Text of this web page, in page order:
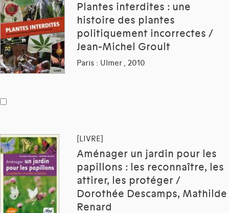
Plantes interdites : une
histoire des plantes
politiquement incorrectes /
Jean-Michel Groult
Paris : Ulmer , 2010
[LIVRE]
Aménager un jardin pour les
papillons : les reconnaître, les
attirer, les protéger /
Dorothée Descamps, Mathilde
Renard